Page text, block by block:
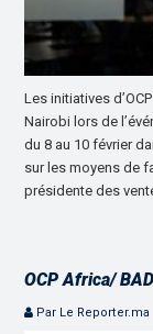
Les initiatives
Nairobi lors de
du 8 au 10 février
sur les moyens de
présidente des
OCP Africa/
Par Le Reporter.ma